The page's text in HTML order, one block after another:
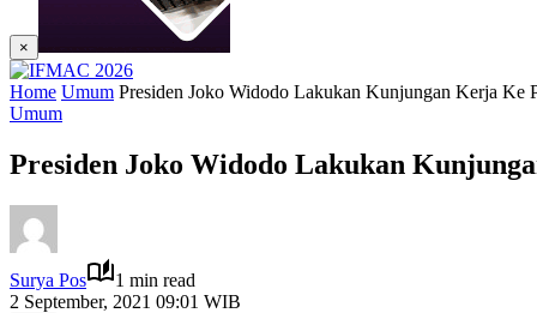
×
Home Umum Presiden Joko Widodo Lakukan Kunjungan Kerja Ke
Umum
Presiden Joko Widodo Lakukan
Surya Pos
1 min read
2 September, 2021 09:01 WIB